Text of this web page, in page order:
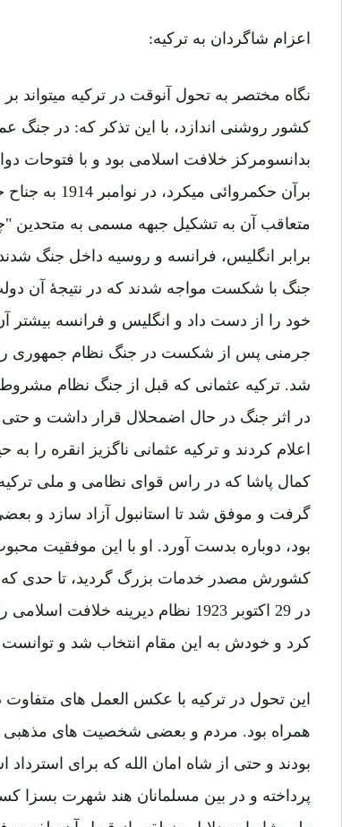
اعزام شاگردان به ترکیه:
نگاه مختصر به تحول آنوقت در ترکیه میتواند
کشور روشنی اندازد، با این تذکر که: در جنگ
بدانسومرکز خلافت اسلامی بود و با فتوحات
برآن
متعاقب آن به تشکیل جبهه مسمی به متحدین
برابر انگلیس، فرانسه و روسیه داخل جنگ
جنگ با شکست مواجه شدند که در نتیجۀ آن
خود را از دست داد و انگلیس و فرانسه بیشتر
جرمنی پس از شکست در جنگ نظام جمهوری را
شد. ترکیه عثمانی که قبل از جنگ نظام
در اثر جنگ در حال اضمحلال قرار داشت و حتی
اعلام کردند و ترکیه عثمانی ناگزیز انقره را
کمال پاشا که در راس قوای نظامی و ملی ترکیه
گرفت و موفق شد تا استانبول آزاد سازد و
بود، دوباره بدست آورد. او با این موفقیت
کشورش مصدر خدمات بزرگ گردید، تا حدی که
در 29 اکتوبر 1923 نظام دیرینه
کرد و خودش به این مقام انتخاب شد و توانست
این تحول در ترکیه با عکس العمل های متفاوت
همراه بود. مردم و بعضی شخصیت های مذهبی
بودند و حتی از شاه امان الله که برای
پرداخته و در بین مسلمانان هند شهرت بسزا
ولی شاه ا به دلایل منطقی از قبول آن